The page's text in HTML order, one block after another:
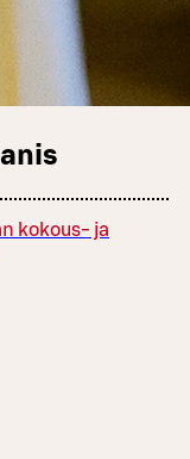
kokous- ja